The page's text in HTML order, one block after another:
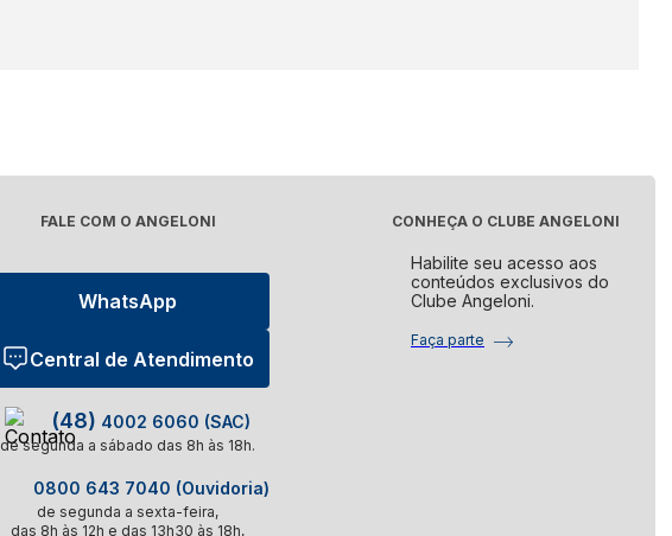
FALE COM O ANGELONI
WhatsApp
Central de Atendimento
(48) 4002 6060 (SAC)
de segunda a sábado das 8h às 18h.
0800 643 7040 (Ouvidoria)
de segunda a sexta-feira,
das 8h às 12h e das 13h30 às 18h,
CONHEÇA O CLUBE ANGELONI
Habilite seu acesso aos
conteúdos exclusivos do
Clube Angeloni.
Faça parte